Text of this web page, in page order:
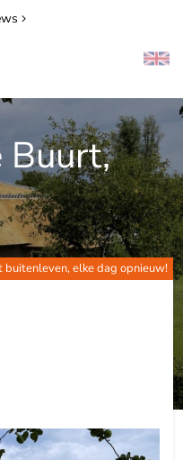
Buurt,
buitenleven, elke dag opnieuw!